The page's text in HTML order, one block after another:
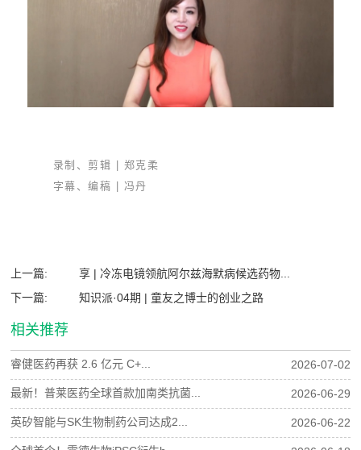
录制、剪辑 | 郑克柔
字幕、编稿 | 冯丹
上一篇:
享 | 冷冻电镜领航阿尔兹海默病候选药物...
下一篇:
知识派·04期 | 童友之博士的创业之路
相关推荐
睿健医药再获 2.6 亿元 C+... 2026-07-02
最新！普莱医药全球首款加南类抗菌... 2026-06-29
英矽智能与SK生物制药公司达成2... 2026-06-22